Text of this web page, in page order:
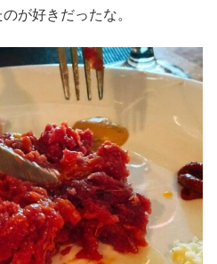
が好きだったな。